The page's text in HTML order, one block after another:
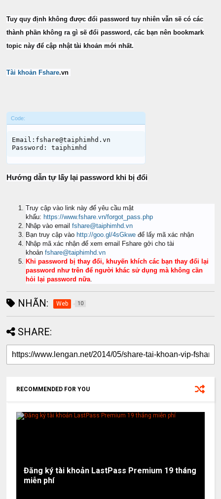
Tuy quy định không được đổi password tuy nhiên vẫn sẽ có các
thành phần không ra gì sẽ đổi password, các bạn nên bookmark
topic này để cập nhật tài khoản mới nhất.
Tài khoản Fshare.vn
Code:
Email:fshare@taiphimhd.vn
Password: taiphimhd
Hướng dẫn tự lấy lại password khi bị đổi
Truy cập vào link này để yêu cầu mật
khẩu: https://www.fshare.vn/forgot_pass.php
Nhập vào emailfshare@taiphimhd.vn
Bạn truy cập vào http://goo.gl/4sGkwe để lấy mã xác nhận
Nhập mã xác nhận để xem email Fshare gởi cho tài
khoảnfshare@taiphimhd.vn
Khi password bị thay đổi, khuyến khích các bạn thay đổi lại
password như trên để người khác sử dụng mà không cần
hỏi lại password nữa
NHÃN: Web 10
SHARE:
RECOMMENDED FOR YOU
Đăng ký tài khoản LastPass Premium 19 tháng
miễn phí